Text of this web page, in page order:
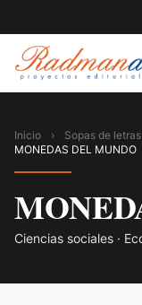
Inicio › Sopas de letras
MONEDAS DEL MUNDO
Ciencias sociales ·